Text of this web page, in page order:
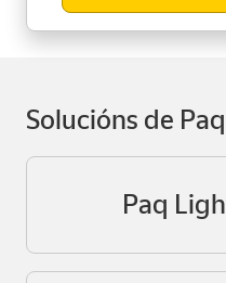
Solucións de
Paq